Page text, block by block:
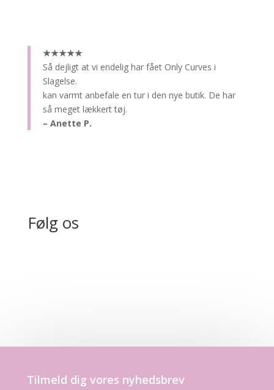
★★★★★
Så dejligt at vi endelig har fået Only Curves i
Slagelse.
kan varmt anbefale en tur i den nye butik. De har
så meget lækkert tøj.
– Anette P.
Følg os
Tilmeld dig vores nyhedsbrev